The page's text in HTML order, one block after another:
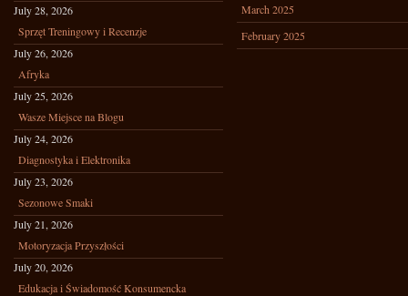
July 28, 2026
Sprzęt Treningowy i Recenzje
July 26, 2026
Afryka
July 25, 2026
Wasze Miejsce na Blogu
July 24, 2026
Diagnostyka i Elektronika
July 23, 2026
Sezonowe Smaki
July 21, 2026
Motoryzacja Przyszłości
July 20, 2026
Edukacja i Świadomość Konsumencka
March 2025
February 2025